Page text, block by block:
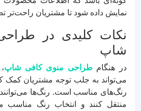
نمایش داده شود تا مشتریان راحت‌تر
نکات کلیدی در
شاپ
در هنگامطراحی منوی کافی شاپ
می‌تواند به جلب توجه مشتریان کمک
رنگ‌های مناسب است. رنگ‌ها
منتقل کنند و انتخاب رنگ مناسب